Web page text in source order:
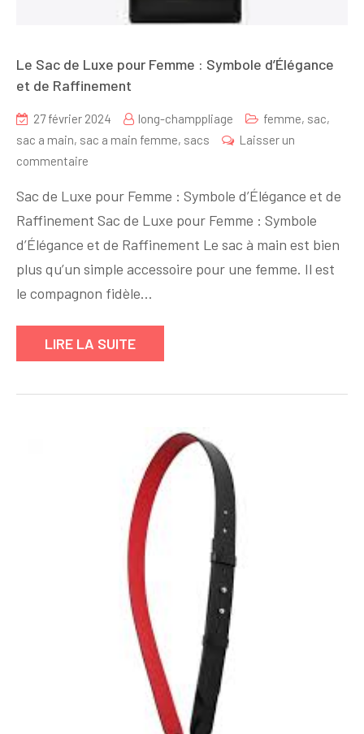
Le Sac de Luxe pour Femme : Symbole d’Élégance
et de Raffinement
27 février 2024 long-champpliage femme, sac,
sac a main, sac a main femme, sacs
Laisser un
commentaire
Sac
de
Luxe
pour
Femme
Symbole
d’Élégance
de
Sac de Luxe pour Femme : Symbole d’Élégance et de
Raffinement Sac de Luxe pour Femme : Symbole
d’Élégance et de Raffinement Le sac à main est bien
plus qu’un simple accessoire pour une femme. Il est
le compagnon fidèle…
LIRE LA SUITE